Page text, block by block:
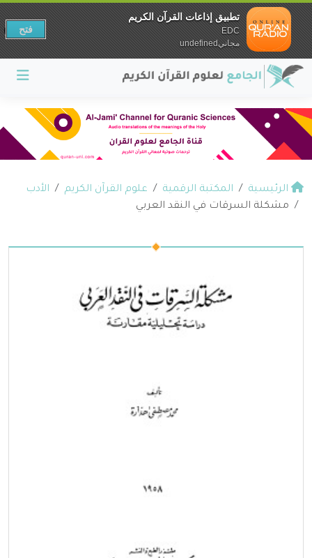
الرئيسية المكتبة الرقمية علوم القرآن الكريم
الأدب
مشكلة السرقات في النقد العربي
تطبيق إذاعات القرآن الكريم
EDC
مجانيundefined
فتح